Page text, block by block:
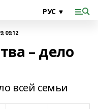
09:12
– дело
всей семьи